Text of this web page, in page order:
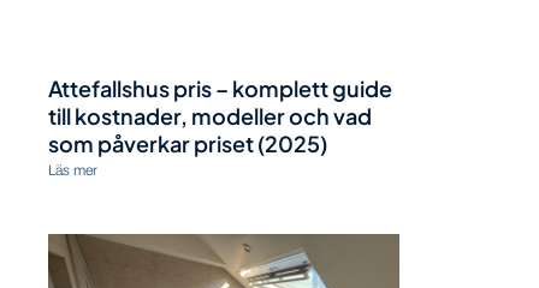
Attefallshus pris – komplett guide
till kostnader, modeller och vad
som påverkar priset (2025)
Läs mer